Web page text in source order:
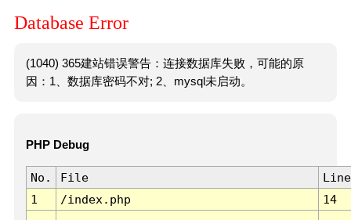
Database Error
(1040) 365建站错误警告：连接数据库失败，可能的原
因：1、数据库密码不对; 2、mysql未启动。
PHP Debug
No. File
Line
1
/index.php 14